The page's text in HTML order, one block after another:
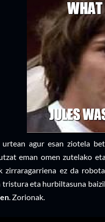
urtean agur esan ziotela
eman omen zutelako
zirraragarriena ez da
eta hurbiltasuna
. Zorionak.